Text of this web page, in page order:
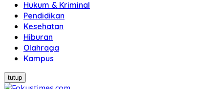
Hukum & Kriminal
Pendidikan
Kesehatan
Hiburan
Olahraga
Kampus
tutup